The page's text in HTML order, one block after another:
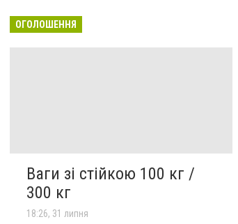
ОГОЛОШЕННЯ
Ваги зі стійкою 100 кг /
300 кг
18:26, 31 липня